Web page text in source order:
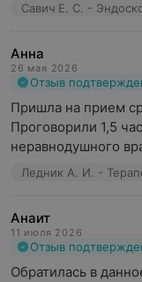
Савич Е. С. -
Анна
26 мая 2026
Отзыв
Пришла на прием
Проговорили 1,5
неравнодушного
Анаит
11 июля 2026
Отзыв
Обратилась в